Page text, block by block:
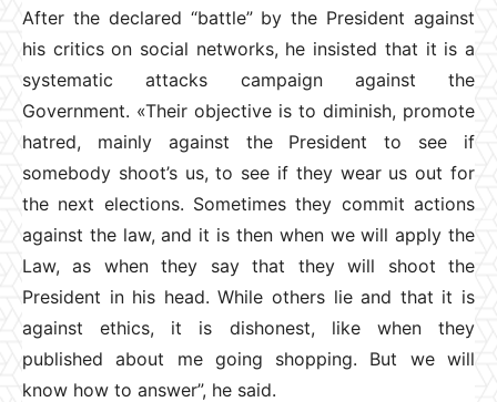
After the declared “battle” by the President against
his critics on social networks, he insisted that it is a
systematic attacks campaign against the
Government. «Their objective is to diminish, promote
hatred, mainly against the President to see if
somebody shoot’s us, to see if they wear us out for
the next elections. Sometimes they commit actions
against the law, and it is then when we will apply the
Law, as when they say that they will shoot the
President in his head. While others lie and that it is
against ethics, it is dishonest, like when they
published about me going shopping. But we will
know how to answer”, he said.